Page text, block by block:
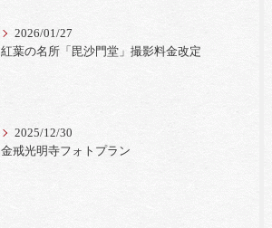
2026/01/27
紅葉の名所「毘沙門堂」撮影料金改定
2025/12/30
金戒光明寺フォトプラン